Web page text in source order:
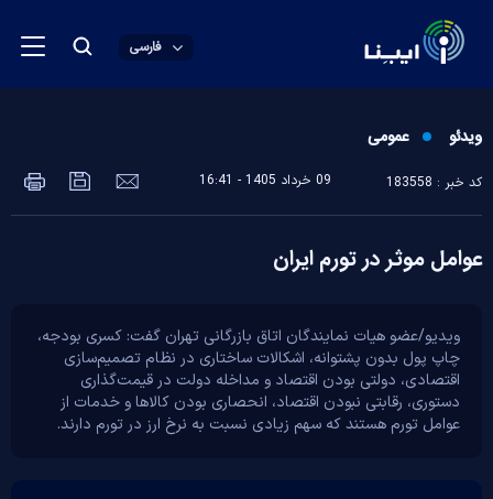
فارسی
ویدئو عمومی
کد خبر : 183558 09 خرداد 1405 - 16:41
عوامل موثر در تورم ایران
ویدیو/عضو هیات نمایندگان اتاق بازرگانی تهران گفت: کسری بودجه،
چاپ پول بدون پشتوانه، اشکالات ساختاری در نظام تصمیم‌سازی
اقتصادی، دولتی بودن اقتصاد و مداخله دولت در قیمت‌گذاری
دستوری، رقابتی نبودن اقتصاد، انحصاری بودن کالاها و خدمات از
عوامل تورم هستند که سهم زیادی نسبت به نرخ ارز در تورم دارند.